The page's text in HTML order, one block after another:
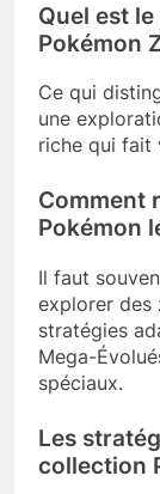
Quel est
Pokémon
Ce qui
une
riche qui fait
Comment
Pokémon
Il faut
explorer des
stratégies
Mega-
spéciaux.
Les
collection